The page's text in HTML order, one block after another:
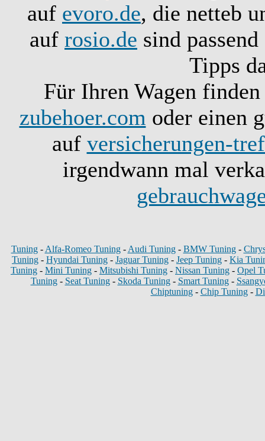
auf evoro.de, die netteb
auf rosio.de sind
Tipps
Für Ihren Wagen
zubehoer.com oder einen
auf versicherungen-
irgendwann mal
Tuning- Alfa-Romeo Tuning- Audi Tuning- BMW Tuning-
Tuning - Hyundai Tuning - Jaguar Tuning - Jeep Tuning - Kia
Tuning - Mini Tuning - Mitsubishi Tuning - Nissan Tuning - Opel
Tuning- Seat Tuning- Skoda Tuning- Smart Tuning-
Chiptuning- Chip Tuning-